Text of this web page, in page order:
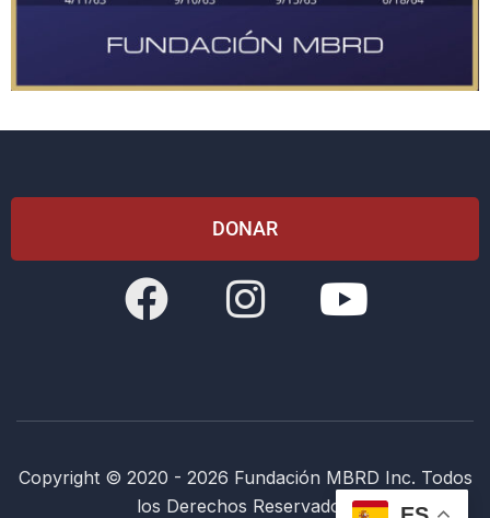
DONAR
Copyright © 2020 - 2026 Fundación MBRD Inc. Todos
los Derechos Reservados.